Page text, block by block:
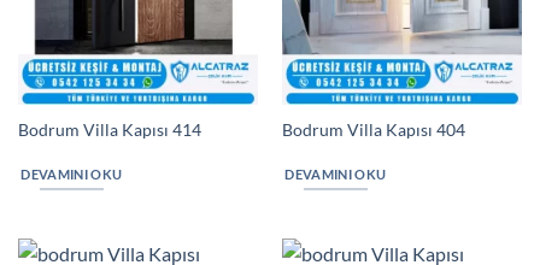
Bodrum Villa Kapısı 414
DEVAMINI OKU
Bodrum Villa Kapısı 404
DEVAMINI OKU